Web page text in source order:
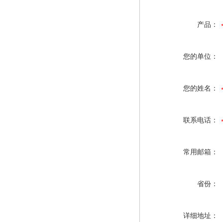
产品：
您的单位：
您的姓名：
联系电话：
常用邮箱：
省份：
详细地址：